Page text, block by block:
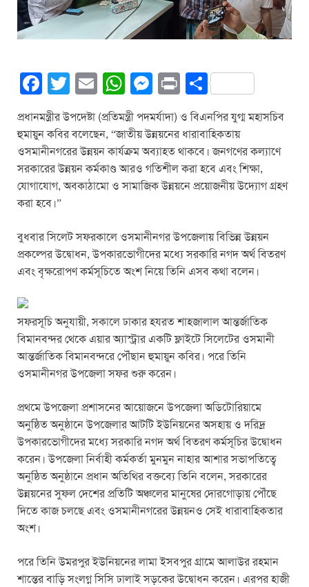
F
a
c
e
b
o
o
k
T
wi
tt
er
E
m
ail
W
h
at
s
A
p
M
e
ss
e
n
g
Pr
in
t
S
h
ar
e
প্রধানমন্ত্রীর উপদেষ্টা (প্রতিমন্ত্রী পদমর্যাদা) ও বিএনপির যুগ্ম মহাসচিব
হুমায়ুন কবির বলেছেন, “জাতীয় উন্নয়নের ধারাবাহিকতায়
ওসমানীনগরের উন্নয়ন কার্যক্রম অব্যাহত থাকবে। জনগণের কল্যাণে
সরকারের উন্নয়ন কর্মকাণ্ড আরও গতিশীল করা হবে এবং শিক্ষা,
যোগাযোগ, অবকাঠামো ও সামাজিক উন্নয়নে প্রয়োজনীয় উদ্যোগ গ্রহণ
করা হবে।”
বুধবার সিলেট সফরকালে ওসমানীনগর উপজেলায় বিভিন্ন উন্নয়ন
প্রকল্পের উদ্বোধন, উপকারভোগীদের মধ্যে সরকারি নগদ অর্থ বিতরণ
এবং বৃক্ষরোপণ কর্মসূচিতে অংশ নিয়ে তিনি এসব কথা বলেন।
সফরসূচি অনুযায়ী, সকালে ঢাকার হযরত শাহজালাল আন্তর্জাতিক
বিমানবন্দর থেকে এয়ার অ্যাস্ট্রার একটি ফ্লাইটে সিলেটের ওসমানী
আন্তর্জাতিক বিমানবন্দরে পৌঁছান হুমায়ুন কবির। পরে তিনি
ওসমানীনগর উপজেলা সফর শুরু করেন।
প্রথমে উপজেলা প্রশাসনের আয়োজনে উপজেলা অডিটোরিয়ামে
অনুষ্ঠিত অনুষ্ঠানে উপজেলার আটটি ইউনিয়নের অসহায় ও দরিদ্র
উপকারভোগীদের মধ্যে সরকারি নগদ অর্থ বিতরণ কর্মসূচির উদ্বোধন
করেন। উপজেলা নির্বাহী কর্মকর্তা মুনমুন নাহার আশার সভাপতিত্বে
অনুষ্ঠিত অনুষ্ঠানে প্রধান অতিথির বক্তব্যে তিনি বলেন, সরকারের
উন্নয়নের সুফল দেশের প্রতিটি অঞ্চলের মানুষের দোরগোড়ায় পৌঁছে
দিতে কাজ চলছে এবং ওসমানীনগরের উন্নয়নও সেই ধারাবাহিকতার
অংশ।
পরে তিনি উমরপুর ইউনিয়নের লামা ইসবপুর গ্রামে আলাউর রহমান
শান্তের বাড়ি সংলগ্ন সিসি ঢালাই সড়কের উদ্বোধন করেন। এরপর হাজী